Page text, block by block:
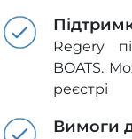
Regery
BOATS.
реєстрі
Вимоги